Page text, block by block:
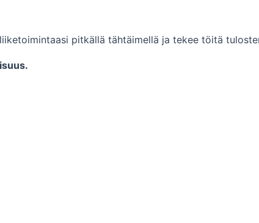
pitkällä tähtäimellä ja tekee töitä